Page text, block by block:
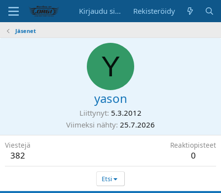
Kirjaudu sisään Rekisteröidy
Jäsenet
Y
yason
Liittynyt 5.3.2012
Viimeksi nähty 25.7.2026
Viestejä
382
Reaktiopisteet
0
Etsi